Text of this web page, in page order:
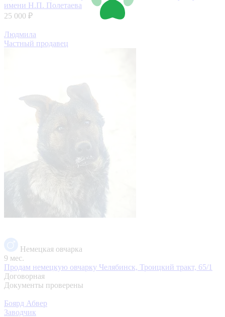
имени Н.П. Полетаева
25 000 ₽
Людмила
Частный продавец
Немецкая овчарка
9 мес.
Продам немецкую овчарку Челябинск, Троицкий тракт, 65/1
Договорная
Документы проверены
Боярд Абвер
Заводчик